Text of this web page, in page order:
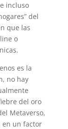
incluso
del
que las
o
es la
no hay
del oro
Metaverso,
en un factor